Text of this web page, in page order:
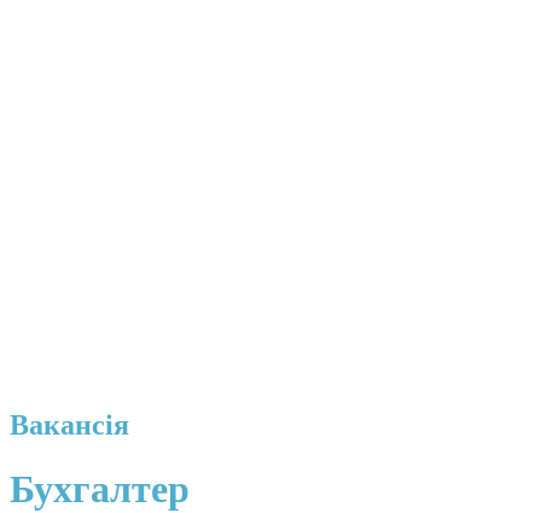
Вакансія
Бухгалтер